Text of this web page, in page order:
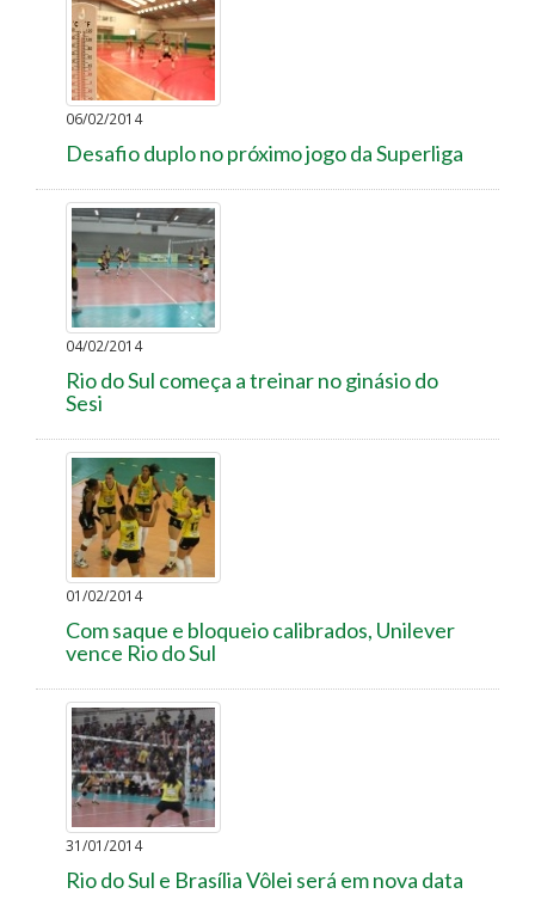
06/02/2014
Desafio duplo no próximo jogo da Superliga
04/02/2014
Rio do Sul começa a treinar no ginásio do
Sesi
01/02/2014
Com saque e bloqueio calibrados, Unilever
vence Rio do Sul
31/01/2014
Rio do Sul e Brasília Vôlei será em nova data